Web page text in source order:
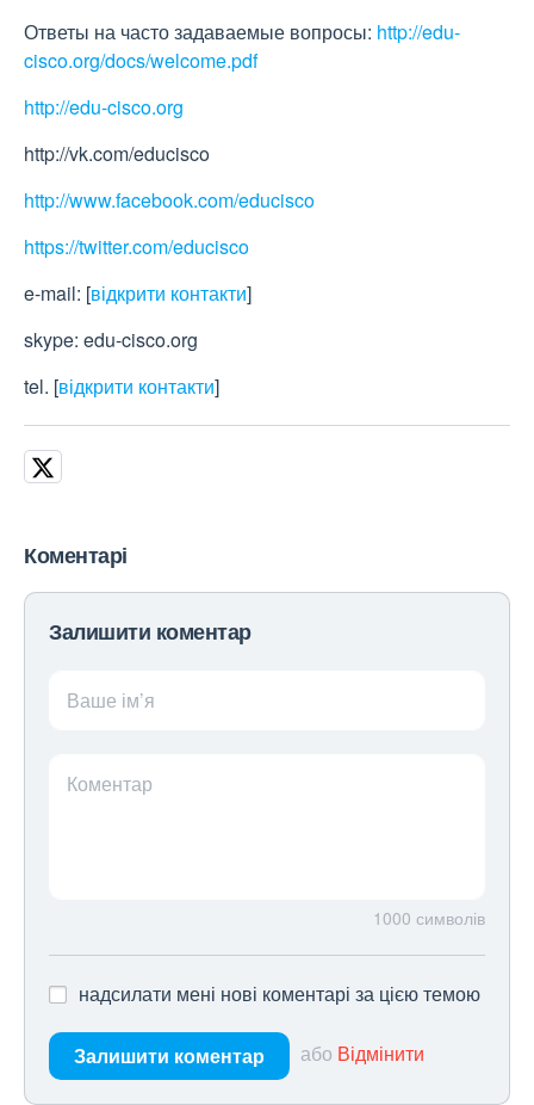
Ответы на часто задаваемые вопросы: http://edu-
cisco.org/docs/welcome.pdf
http://edu-cisco.org
http://vk.com/educisco
http://www.facebook.com/educisco
https://twitter.com/educisco
e-mail: [відкрити контакти]
skype: edu-cisco.org
tel. [відкрити контакти]
Коментарі
Залишити коментар
Ваше ім’я
Коментар
1000 символів
надсилати мені нові коментарі за цією темою
Залишити коментар або Відмінити